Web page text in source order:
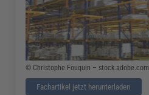
© Christophe Fouquin – stock.adobe.com
Fachartikel jetzt herunterladen